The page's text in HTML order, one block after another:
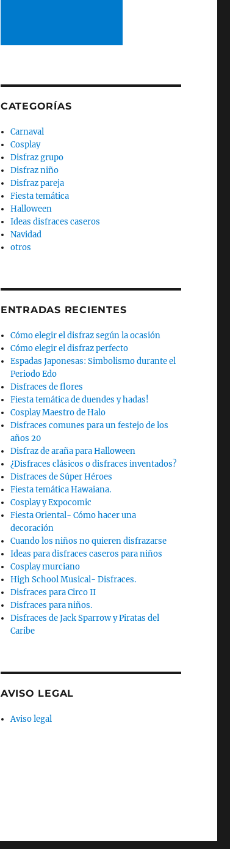
CATEGORÍAS
Carnaval
Cosplay
Disfraz grupo
Disfraz niño
Disfraz pareja
Fiesta temática
Halloween
Ideas disfraces caseros
Navidad
otros
ENTRADAS RECIENTES
Cómo elegir el disfraz según la ocasión
Cómo elegir el disfraz perfecto
Espadas Japonesas: Simbolismo durante el
Periodo Edo
Disfraces de flores
Fiesta temática de duendes y hadas!
Cosplay Maestro de Halo
Disfraces comunes para un festejo de los
años 20
Disfraz de araña para Halloween
¿Disfraces clásicos o disfraces inventados?
Disfraces de Súper Héroes
Fiesta temática Hawaiana.
Cosplay y Expocomic
Fiesta Oriental- Cómo hacer una
decoración
Cuando los niños no quieren disfrazarse
Ideas para disfraces caseros para niños
Cosplay murciano
High School Musical- Disfraces.
Disfraces para Circo II
Disfraces para niños.
Disfraces de Jack Sparrow y Piratas del
Caribe
AVISO LEGAL
Aviso legal